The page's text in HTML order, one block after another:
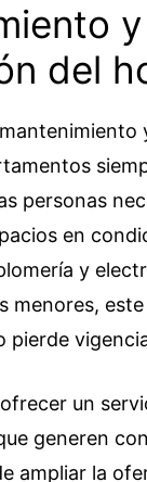
y
del
personas
en
y
menores,
pierde
un
generen
ampliar la